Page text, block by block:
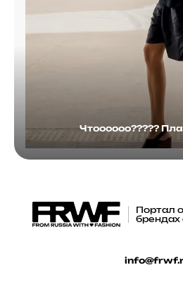
Чтоооооо?????
Портал